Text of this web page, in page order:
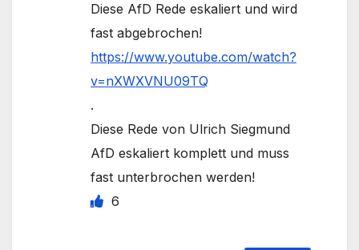
Diese AfD Rede eskaliert und wird
fast abgebrochen!
https://www.youtube.com/watch?
v=nXWXVNU09TQ
.
Diese Rede von Ulrich Siegmund
AfD eskaliert komplett und muss
fast unterbrochen werden!
6